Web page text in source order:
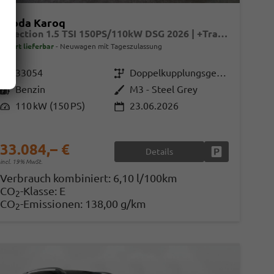
Skoda Karoq
Selection 1.5 TSI 150PS/110kW DSG 2026 | +TravelAssist +RFK & Parksensoren +Var. Gepäckraumboden
sofort lieferbar Neuwagen mit Tageszulassung
33054 Getriebe
Doppelkupplungsgetriebe (DSG)
KraftstoffBenzin AußenfarbeM3 - Steel Grey
Leistung 110 kW (150 PS) 23.06.2026
33.084,– €
incl. 19% MwSt.
Details
Verbrauch kombiniert: 6,10 l/100km
CO2-Klasse: E
CO2-Emissionen: 138,00 g/km